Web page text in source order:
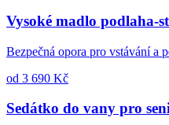
Vysoké madlo podlaha-
Bezpečná opora pro vstávání a
od 3 690 Kč
Sedátko do vany pro